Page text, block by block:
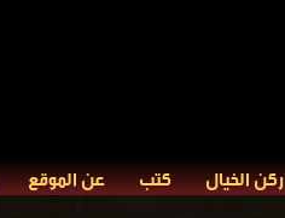
ركن الخيال كتب عن الموقع